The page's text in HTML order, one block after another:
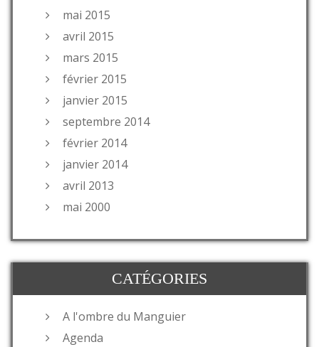
mai 2015
avril 2015
mars 2015
février 2015
janvier 2015
septembre 2014
février 2014
janvier 2014
avril 2013
mai 2000
CATÉGORIES
A l'ombre du Manguier
Agenda